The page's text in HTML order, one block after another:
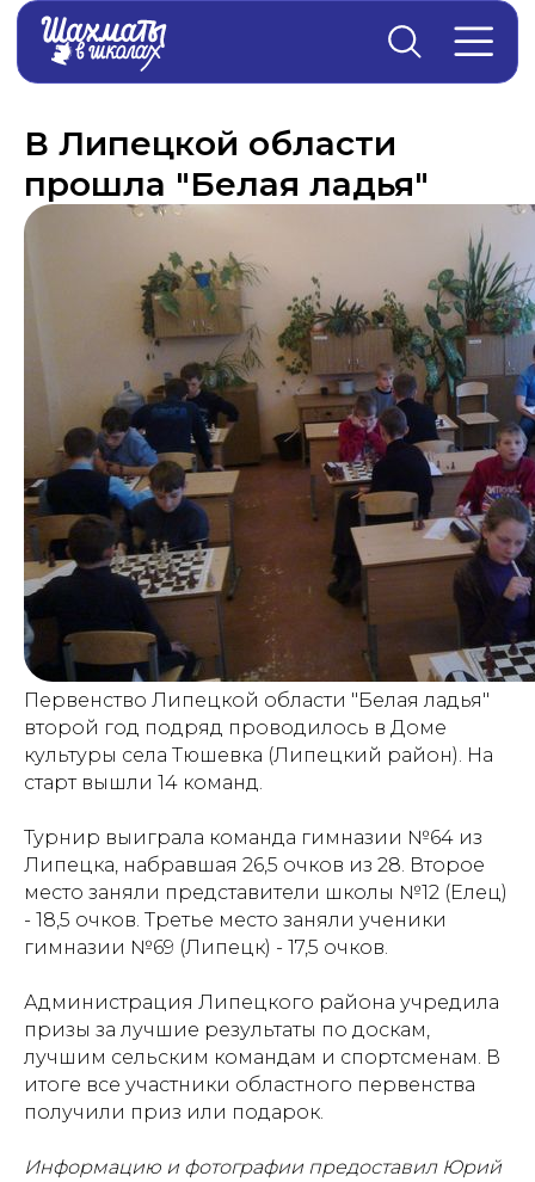
В Липецкой области
прошла "Белая ладья"
Первенство Липецкой области "Белая ладья"
второй год подряд проводилось в Доме
культуры села Тюшевка (Липецкий район). На
старт вышли 14 команд.
Турнир выиграла команда гимназии №64 из
Липецка, набравшая 26,5 очков из 28. Второе
место заняли представители школы №12 (Елец)
- 18,5 очков. Третье место заняли ученики
гимназии №69 (Липецк) - 17,5 очков.
Администрация Липецкого района учредила
призы за лучшие результаты по доскам,
лучшим сельским командам и спортсменам. В
итоге все участники областного первенства
получили приз или подарок.
Информацию и фотографии предоставил Юрий
Проекты
Документация
Новости
Партнеры